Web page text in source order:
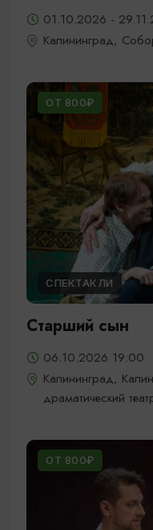
01.10.2026 -
Калининград,
ОТ 800₽
СПЕКТАКЛИ
Старший сын
06.10.2026 19:00
Калининград,
драматический
ОТ 800₽